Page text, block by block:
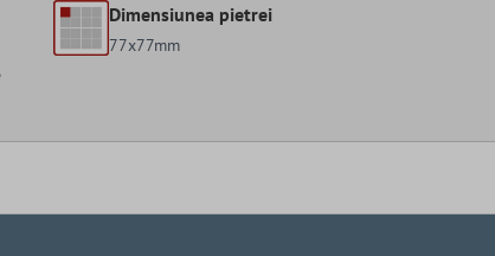
Dimensiunea pietrei
77x77mm